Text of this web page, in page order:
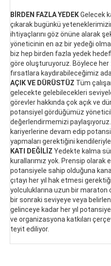
BİRDEN FAZLA YEDEKGelecek
çıkarak bugünkü
ihtiyaçlarını göz önüne alarak
yöneticinin en az bir yedeği
biz hep birden fazla yedek
göre oluşturuyoruz. Böylece her
fırsatlara kaydırabileceğimiz
AÇIK VE DÜRÜSTÜZ Tüm
gelecekte gelebilecekleri
görevler hakkında çok açık ve
potansiyel gördüğümüz
değerlendirmemizi
kariyerlerine devam edip
yapmaları gerektiğini
KATI DEĞİLİZ Yedekte kalma
kurallarımız yok. Prensip
potansiyele sahip olduğuna
çıtayı her yıl hak etmesi
yolculuklarına uzun bir maraton
bir sonraki seviyeye veya
gelinceye kadar her yıl
ve organizasyona katkıları
teyit ediliyor.